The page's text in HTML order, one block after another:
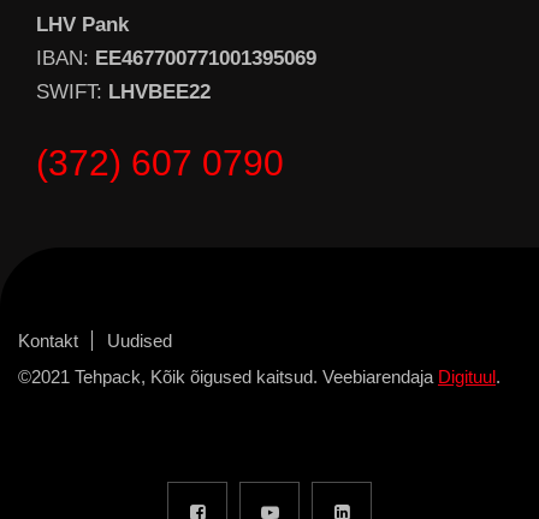
LHV Pank
IBAN: EE467700771001395069
SWIFT: LHVBEE22
(372) 607 0790
Kontakt
Uudised
©2021 Tehpack, Kõik õigused kaitsud. Veebiarendaja Digituul.